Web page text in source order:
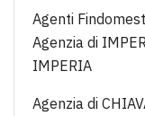
Agenti
Agenzia di
IMPERIA
Agenzia di